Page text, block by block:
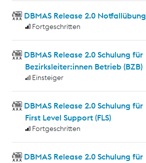
DBMAS Release 2.0 Notfallübung
Fortgeschritten
DBMAS Release 2.0 Schulung für
Bezirksleiter:innen Betrieb (BZB)
Einsteiger
DBMAS Release 2.0 Schulung für
First Level Support (FLS)
Fortgeschritten
DBMAS Release 2.0 Schulung für